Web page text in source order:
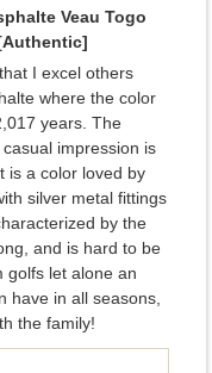
Veau Togo
I excel others
where the color
years. The
impression is
is a color loved by
silver metal fittings
by the
and is hard to be
golfs let alone an
have in all seasons,
the family!